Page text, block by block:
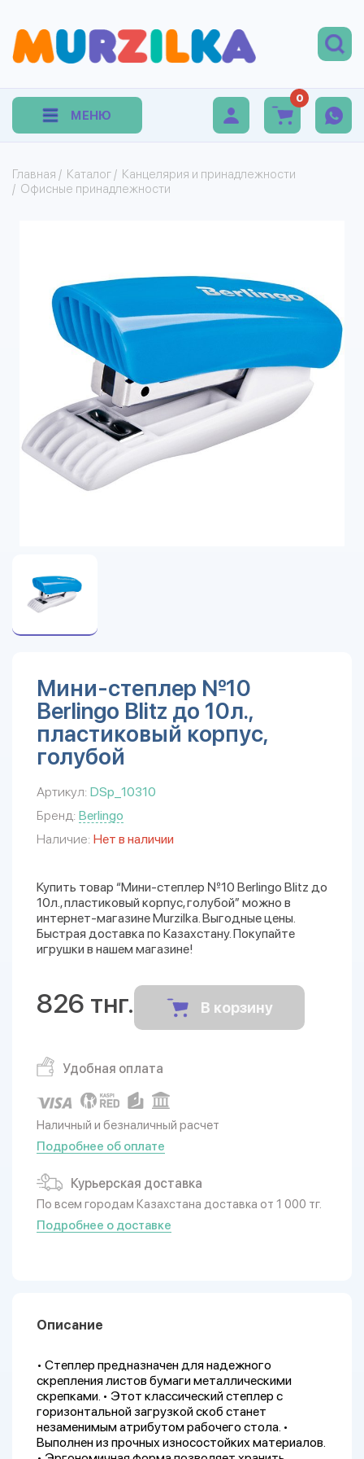
МЕНЮ
0
Главная / Каталог / Канцелярия и принадлежности
/ Офисные принадлежности
Мини-степлер №10
Berlingo Blitz до 10л.,
пластиковый корпус,
голубой
Артикул: DSp_10310
Бренд: Berlingo
Наличие: Нет в наличии
Купить товар “Мини-степлер №10 Berlingo Blitz до
10л., пластиковый корпус, голубой” можно в
интернет-магазине Murzilka. Выгодные цены.
Быстрая доставка по Казахстану. Покупайте
игрушки в нашем магазине!
826 тнг. В корзину
Удобная оплата
Наличный и безналичный расчет
Подробнее об оплате
Курьерская доставка
По всем городам Казахстана доставка от 1 000 тг.
Подробнее о доставке
Описание
• Степлер предназначен для надежного
скрепления листов бумаги металлическими
скрепками. • Этот классический степлер с
горизонтальной загрузкой скоб станет
незаменимым атрибутом рабочего стола. •
Выполнен из прочных износостойких материалов.